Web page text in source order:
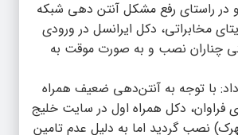
و در راستای رفع مشکل آنتن دهی شبکه
مخابراتی، دکل ایرانسل در ورودی
چناران نصب و به صورت موقت به
داد: با توجه به آنتن‌دهی ضعیف همراه
فراوان، دکل همراه اول در سایت خلیج
(در فاز ۲ شهرک) نصب گردید اما به دلیل عدم تامین